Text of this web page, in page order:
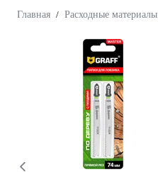
Главная / Расходные материалы